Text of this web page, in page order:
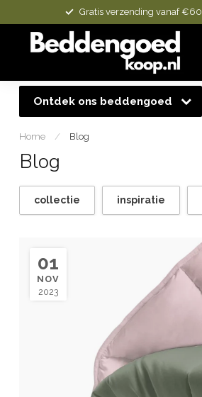
Gratis verzending vanaf €60
Ontdek ons beddengoed
Home / Blog
Blog
collectie inspiratie
01
NOV
2023